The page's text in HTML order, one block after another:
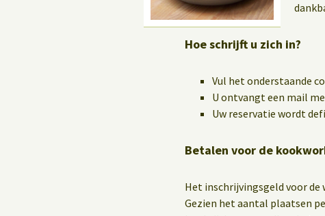
Hoe schrijft u zich in?
Vul het onderstaande
U ontvangt een mail
Uw reservatie wordt
Betalen voor de
Het inschrijvingsgeld voor
Gezien het aantal plaatsen